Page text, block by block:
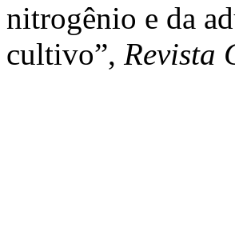
nitrogênio e da
cultivo”, Revista